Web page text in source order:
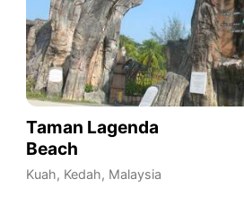
Taman Lagenda
Beach
Kuah, Kedah, Malaysia